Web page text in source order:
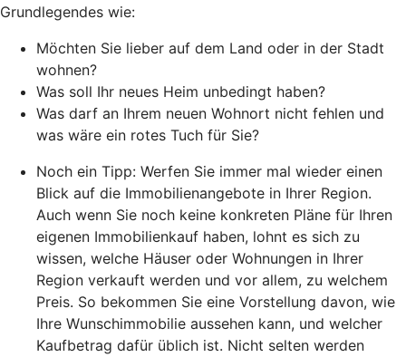
Grundlegendes wie:
Möchten Sie lieber auf dem Land oder in der Stadt
wohnen?
Was soll Ihr neues Heim unbedingt haben?
Was darf an Ihrem neuen Wohnort nicht fehlen und
was wäre ein rotes Tuch für Sie?
Noch ein Tipp: Werfen Sie immer mal wieder einen
Blick auf die Immobilienangebote in Ihrer Region.
Auch wenn Sie noch keine konkreten Pläne für Ihren
eigenen Immobilienkauf haben, lohnt es sich zu
wissen, welche Häuser oder Wohnungen in Ihrer
Region verkauft werden und vor allem, zu welchem
Preis. So bekommen Sie eine Vorstellung davon, wie
Ihre Wunschimmobilie aussehen kann, und welcher
Kaufbetrag dafür üblich ist. Nicht selten werden